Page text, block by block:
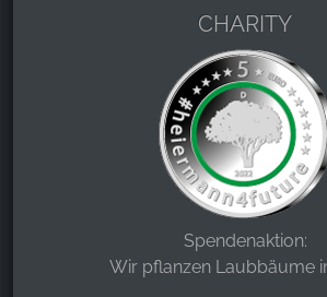
CHARITY
Spendenaktion:
Wir pflanzen Laubbäume